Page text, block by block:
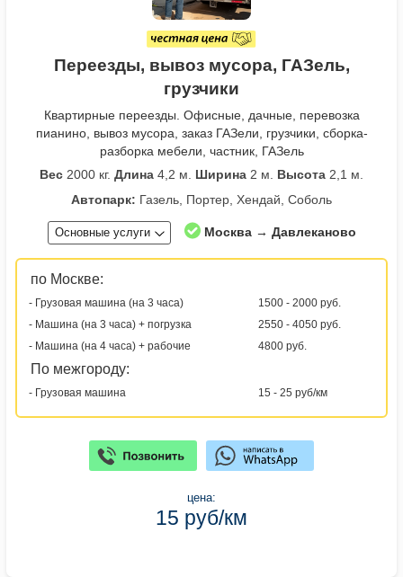
Переезды, вывоз мусора, ГАЗель,
грузчики
Квартирные переезды. Офисные, дачные, перевозка
пианино, вывоз мусора, заказ ГАЗели, грузчики, сборка-
разборка мебели, частник, ГАЗель
Вес 2000 кг. Длина 4,2 м. Ширина 2 м. Высота 2,1 м.
Автопарк: Газель, Портер, Хендай, Соболь
Основные услуги Москва → Давлеканово
по Москве:
- Грузовая машина (на 3 часа)
1500 - 2000 руб.
- Машина (на 3 часа) + погрузка
2550 - 4050 руб.
- Машина (на 4 часа) + рабочие
4800 руб.
По межгороду:
- Грузовая машина 15 - 25 руб/км
цена:
15 руб/км